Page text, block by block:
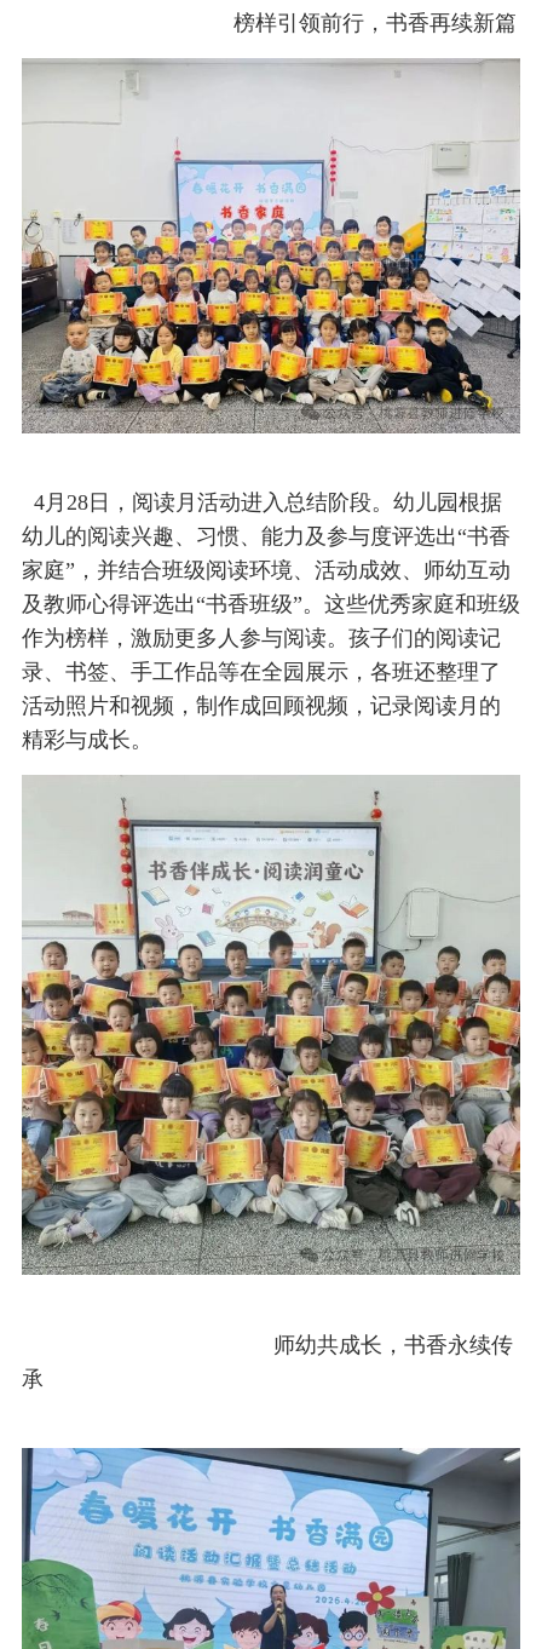
榜样引领前行，书香再续新篇
4月28日，阅读月活动进入总结阶段。幼儿园根据
幼儿的阅读兴趣、习惯、能力及参与度评选出“书香
家庭”，并结合班级阅读环境、活动成效、师幼互动
及教师心得评选出“书香班级”。这些优秀家庭和班级
作为榜样，激励更多人参与阅读。孩子们的阅读记
录、书签、手工作品等在全园展示，各班还整理了
活动照片和视频，制作成回顾视频，记录阅读月的
精彩与成长。
师幼共成长，书香永续传
承